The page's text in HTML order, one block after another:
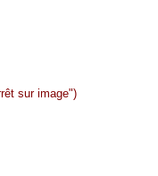
sur image")